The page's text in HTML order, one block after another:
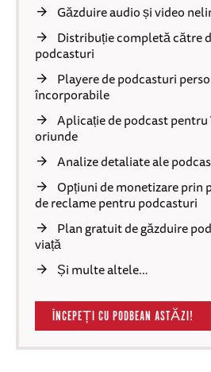
Găzduire audio și video
Distribuție completă către
podcasturi
Playere de podcasturi
încorporabile
Aplicație de podcast
oriunde
Analize detaliate ale
Opțiuni de monetizare prin
de reclame pentru podcasturi
Plan gratuit de găzduire
viață
Și multe altele…
ÎNCEPEȚI CU PODBEAN ASTĂZI!